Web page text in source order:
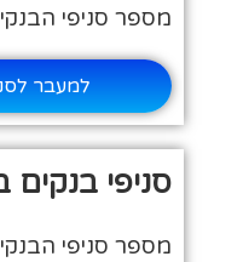
מספר סניפי הבנקים
למעבר
סניפי
מספר סניפי הבנקים